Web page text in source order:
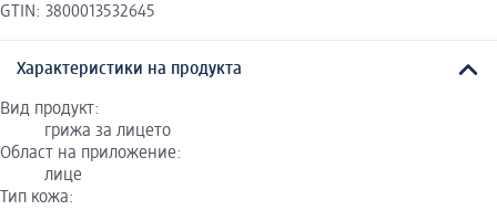
GTIN: 3800013532645
Характеристики на продукта
Вид продукт:
грижа за лицето
Област на приложение:
лице
Тип кожа: